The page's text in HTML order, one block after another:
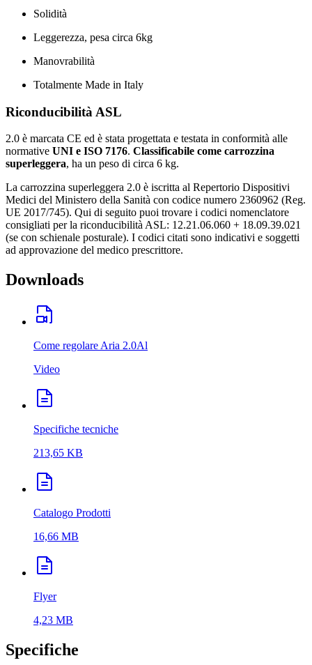
Solidità
Leggerezza, pesa circa 6kg
Manovrabilità
Totalmente Made in Italy
Riconducibilità ASL
2.0 è marcata CE ed è stata progettata e testata in conformità alle
normative UNI e ISO 7176. Classificabile come carrozzina
superleggera, ha un peso di circa 6 kg.
La carrozzina superleggera 2.0 è iscritta al Repertorio Dispositivi
Medici del Ministero della Sanità con codice numero 2360962 (Reg.
UE 2017/745). Qui di seguito puoi trovare i codici nomenclatore
consigliati per la riconducibilità ASL: 12.21.06.060 + 18.09.39.021
(se con schienale posturale). I codici citati sono indicativi e soggetti
ad approvazione del medico prescrittore.
Downloads
Come regolare Aria 2.0Al
Video
Specifiche tecniche
213,65 KB
Catalogo Prodotti
16,66 MB
Flyer
4,23 MB
Specifiche